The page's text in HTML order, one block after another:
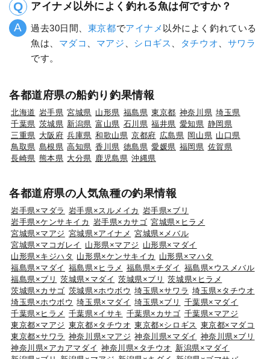
アイナメ以外によく釣れる魚は何ですか？
過去30日間、 東京都でアイナメ 以外によく釣れている
魚は、 マダコ マアジ シロギス タチウオ
サワラ
です。
各都道府県の船釣り釣果情報
北海道 岩手県 宮城県 山形県 福島県 東京都 神奈川県 埼玉県
千葉県 茨城県 新潟県 富山県 石川県 福井県 愛知県 静岡県
三重県 大阪府 兵庫県 和歌山県 京都府 広島県 岡山県 山口県
鳥取県 島根県 高知県 香川県 徳島県 愛媛県 福岡県 佐賀県
長崎県 熊本県 大分県 鹿児島県 沖縄県
各都道府県の人気魚種の釣果情報
岩手県×マダラ 岩手県×スルメイカ 岩手県×ブリ
岩手県×ケンサキイカ 岩手県×カサゴ 宮城県×ヒラメ
宮城県×マアジ 宮城県×アイナメ 宮城県×メバル
宮城県×マコガレイ
山形県×マアジ 山形県×マダイ
山形県×キジハタ 山形県×ケンサキイカ
山形県×マハタ
福島県×マダイ 福島県×ヒラメ 福島県×チダイ 福島県×ウスメバル
福島県×ブリ
茨城県×マダイ 茨城県×ブリ
茨城県×ヒラメ
茨城県×カサゴ 茨城県×ホウボウ 埼玉県×サワラ 埼玉県×タチウオ
埼玉県×ホウボウ 埼玉県×マダイ 埼玉県×ブリ
千葉県×マダイ
千葉県×ヒラメ 千葉県×イサキ 千葉県×カサゴ 千葉県×マアジ
東京都×マアジ 東京都×タチウオ 東京都×シロギス 東京都×マダコ
東京都×サワラ 神奈川県×マアジ 神奈川県×マダイ 神奈川県×ブリ
神奈川県×アカアマダイ 神奈川県×タチウオ 新潟県×マダイ